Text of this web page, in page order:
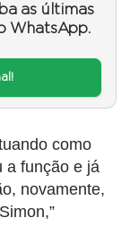
as últimas
WhatsApp.
como
a função e já
novamente,